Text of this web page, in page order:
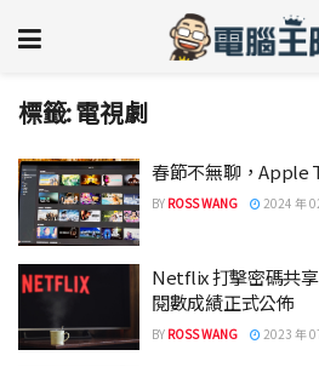
標籤:電視劇
春節不無聊，Apple
BY ROSS WANG 2024 年
Netflix 打擊密碼共
閱數成績正式公佈
BY ROSS WANG 2023 年